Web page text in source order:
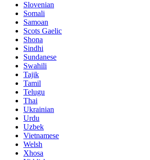
Slovenian
Somali
Samoan
Scots Gaelic
Shona
Sindhi
Sundanese
Swahili
Tajik
Tamil
Telugu
Thai
Ukrainian
Urdu
Uzbek
Vietnamese
Welsh
Xhosa